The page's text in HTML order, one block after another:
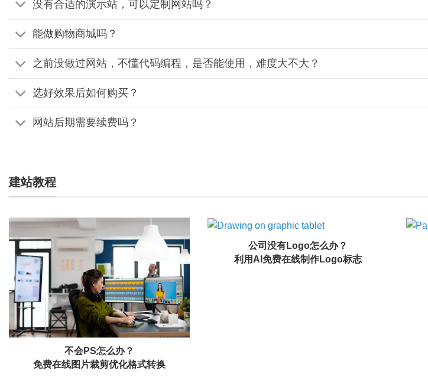
没有合适的演示站，可以定制网站吗？
能做购物商城吗？
之前没做过网站，不懂代码编程，是否能使用，难度大不大？
选好效果后如何购买？
网站后期需要续费吗？
建站教程
不会PS怎么办？
免费在线图片裁剪优化格式转换
公司没有Logo怎么办？
利用AI免费在线制作Logo标志